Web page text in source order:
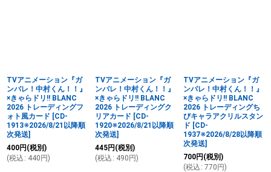
TVアニメーション『ガ
ンバレ！中村くん！！』
×きゃらドリ!! BLANC
2026 トレーディングフ
ォト風カード [CD-
1913※2026/8/21以降順
次発送]
400円 (税別)
(税込 : 440 円)
TVアニメーション『ガ
ンバレ！中村くん！！』
×きゃらドリ!! BLANC
2026 トレーディングク
リアカード [CD-
1920※2026/8/21以降順
次発送]
445円 (税別)
(税込 : 490 円)
TVアニメーション『ガ
ンバレ！中村くん！！』
×きゃらドリ!! BLANC
2026 トレーディングち
びキャラアクリルスタン
ド [CD-
1937※2026/8/28以降順
次発送]
700円 (税別)
(税込 : 770 円)